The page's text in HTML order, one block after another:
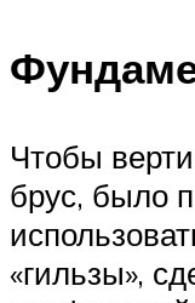
Чтобы
брус, было
«гильзы»,